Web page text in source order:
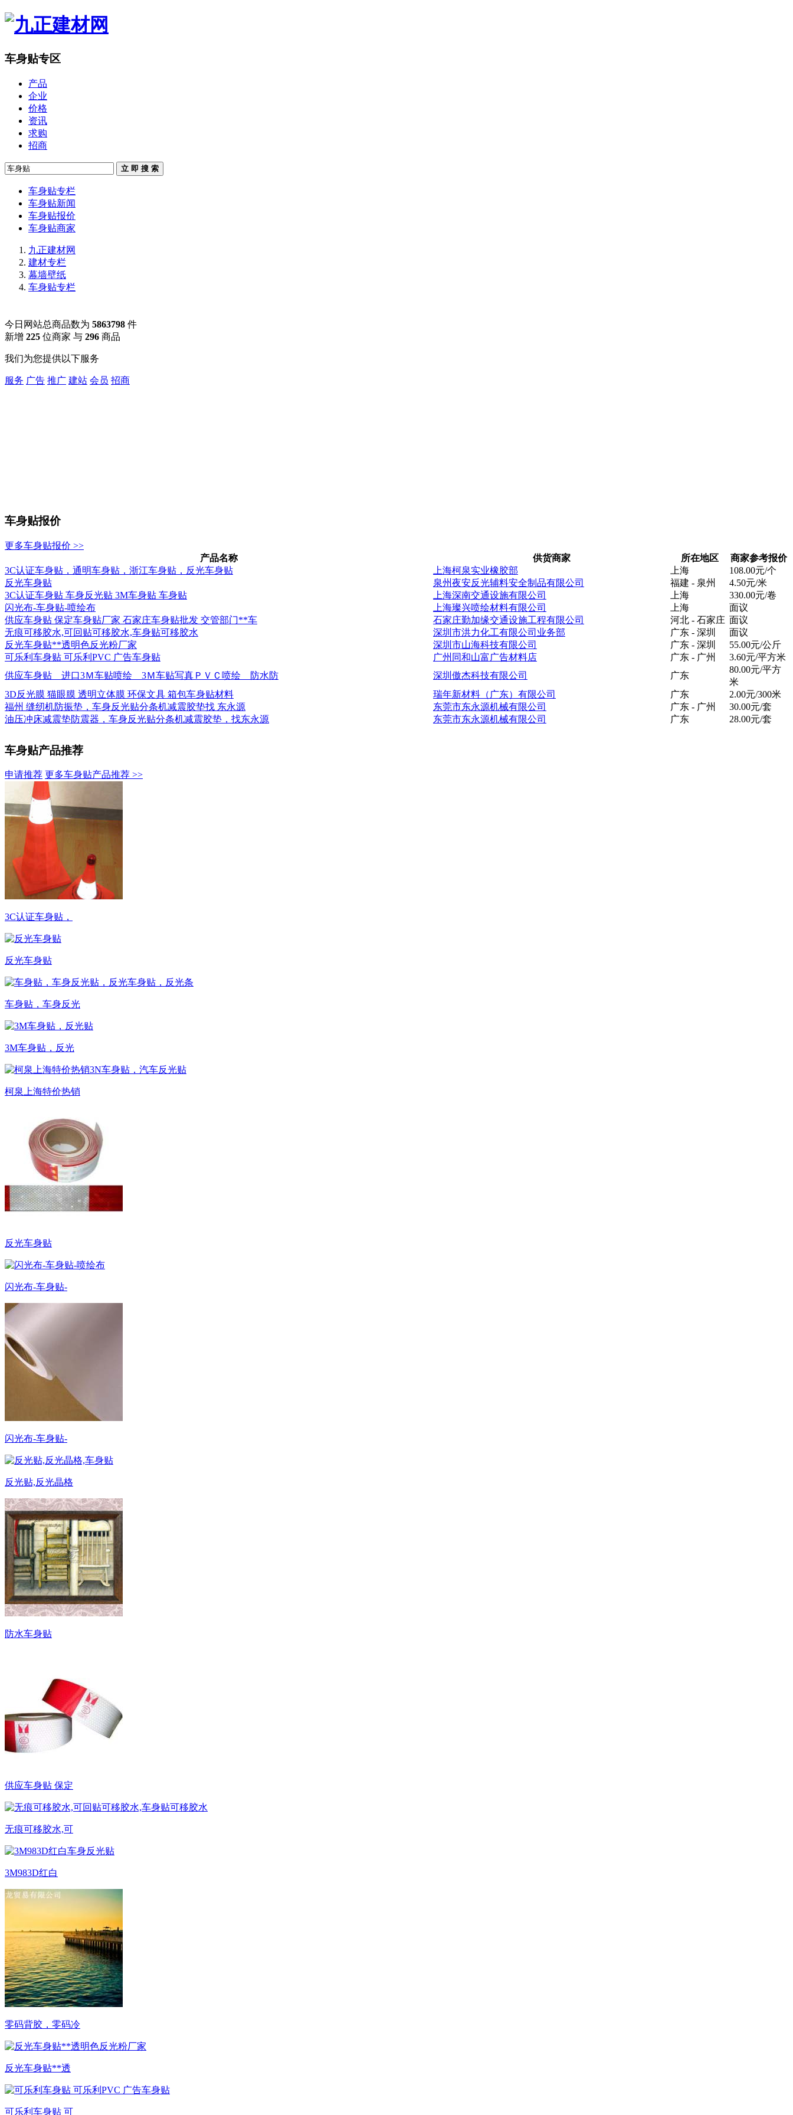
车身贴专区
产品
企业
价格
资讯
求购
招商
立 即 搜 索
车身贴专栏
车身贴新闻
车身贴报价
车身贴商家
九正建材网
建材专栏
幕墙壁纸
车身贴专栏
今日网站总商品数为 5863798 件
新增 225 位商家 与 296 商品
我们为您提供以下服务
服务 广告 推广 建站 会员 招商
车身贴报价
更多车身贴报价 >>
产品名称
供货商家 所在地区
商家参考报价
3C认证车身贴，通明车身贴，浙江车身贴，反光车身贴
上海柯泉实业橡胶部 上海
108.00元/个
反光车身贴
泉州夜安反光辅料安全制品有限公司 福建 - 泉州
4.50元/米
3C认证车身贴 车身反光贴 3M车身贴 车身贴
上海深南交通设施有限公司 上海
330.00元/卷
闪光布-车身贴-喷绘布
上海璨兴喷绘材料有限公司 上海
面议
供应车身贴 保定车身贴厂家 石家庄车身贴批发 交管部门**车
石家庄勤加缘交通设施工程有限公司 河北 - 石家庄 面议
无痕可移胶水,可回贴可移胶水,车身贴可移胶水
深圳市洪力化工有限公司业务部 广东 - 深圳
面议
反光车身贴**透明色反光粉厂家
深圳市山海科技有限公司 广东 - 深圳
55.00元/公斤
可乐利车身贴 可乐利PVC 广告车身贴
广州同和山富广告材料店 广东 - 广州
3.60元/平方米
供应车身贴 进口3Ｍ车贴喷绘 3Ｍ车贴写真ＰＶＣ喷绘 防水防
深圳傲杰科技有限公司 广东
80.00元/平方
米
3D反光膜 猫眼膜 透明立体膜 环保文具 箱包车身贴材料
瑞年新材料（广东）有限公司 广东
2.00元/300米
福州 缝纫机防振垫，车身反光贴分条机减震胶垫找 东永源
东莞市东永源机械有限公司 广东 - 广州
30.00元/套
油压冲床减震垫防震器，车身反光贴分条机减震胶垫，找东永源
东莞市东永源机械有限公司 广东 28.00元/套
车身贴产品推荐
申请推荐 更多车身贴产品推荐 >>
3C认证车身贴，
反光车身贴
车身贴，车身反光
3M车身贴，反光
柯泉上海特价热销
反光车身贴
闪光布-车身贴-
闪光布-车身贴-
反光贴,反光晶格
防水车身贴
供应车身贴 保定
无痕可移胶水,可
3M983D红白
零码背胶，零码冷
反光车身贴**透
可乐利车身贴 可